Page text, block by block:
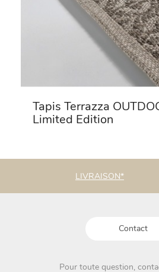
Tapis Terrazza
Limited Edition
LIVRAISON*
Contact
Pour toute question,